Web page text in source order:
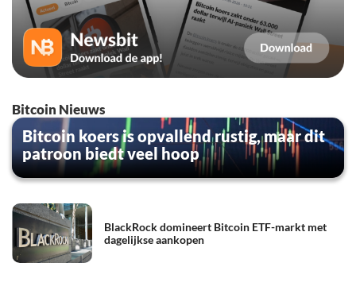
Bitcoin Nieuws
Bitcoin koers is opvallend rustig, maar dit
patroon biedt veel hoop
BlackRock domineert Bitcoin ETF-markt met
dagelijkse aankopen